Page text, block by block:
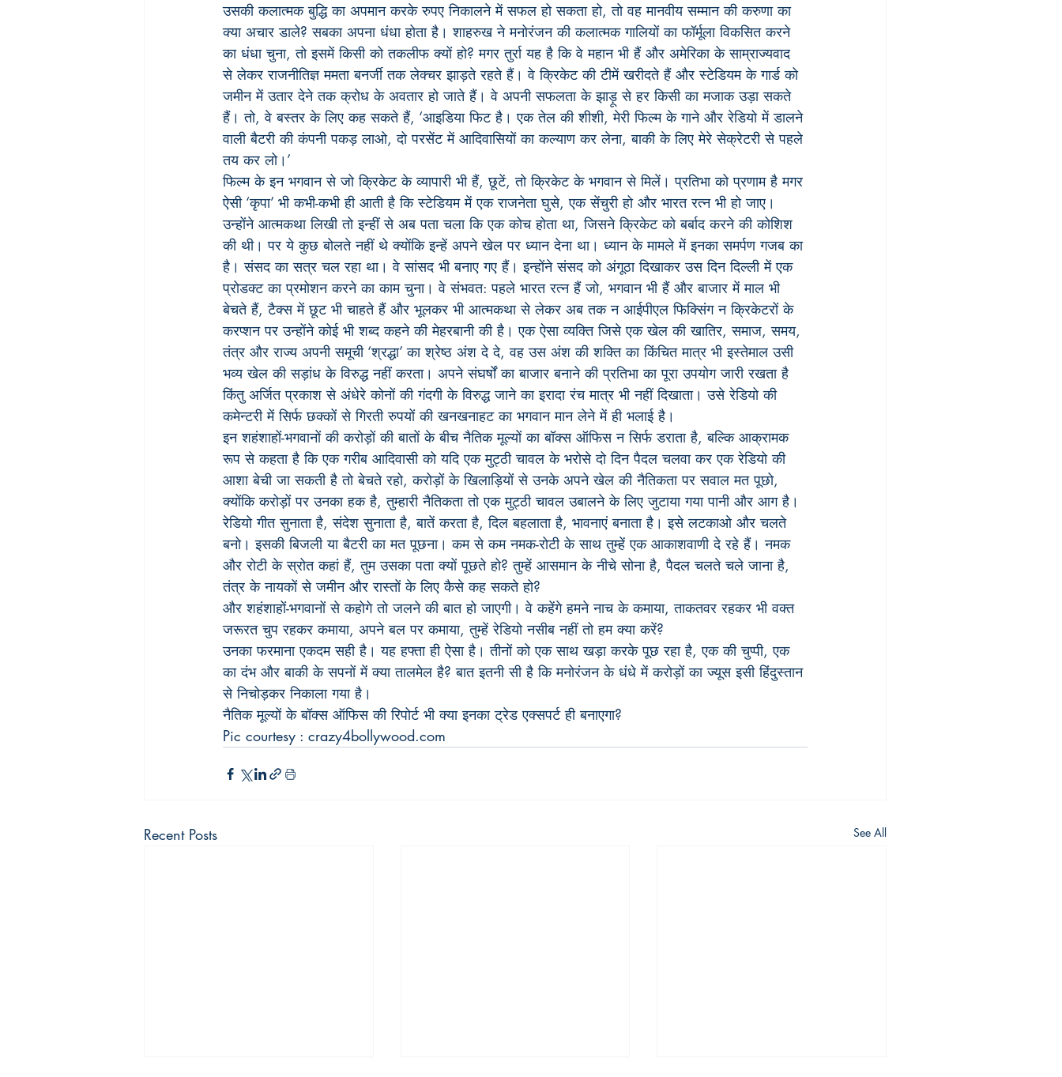
उसकी कलात्मक बुद्धि का अपमान करके रुपए निकालने में सफल हो सकता हो, तो वह मानवीय सम्मान की करुणा का
क्या अचार डाले? सबका अपना धंधा होता है। शाहरुख ने मनोरंजन की कलात्मक गालियों का फॉर्मूला विकसित करने
का धंधा चुना, तो इसमें किसी को तकलीफ क्यों हो? मगर तुर्रा यह है कि वे महान भी हैं और अमेरिका के साम्राज्यवाद
से लेकर राजनीतिज्ञ ममता बनर्जी तक लेक्चर झाड़ते रहते हैं। वे क्रिकेट की टीमें खरीदते हैं और स्टेडियम के गार्ड को
जमीन में उतार देने तक क्रोध के अवतार हो जाते हैं। वे अपनी सफलता के झाड़ू से हर किसी का मजाक उड़ा सकते
हैं। तो, वे बस्तर के लिए कह सकते हैं, ‘आइडिया फिट है। एक तेल की शीशी, मेरी फिल्म के गाने और रेडियो में डालने
वाली बैटरी की कंपनी पकड़ लाओ, दो परसेंट में आदिवासियों का कल्याण कर लेना, बाकी के लिए मेरे सेक्रेटरी से पहले
तय कर लो।’
फिल्म के इन भगवान से जो क्रिकेट के व्यापारी भी हैं, छूटें, तो क्रिकेट के भगवान से मिलें। प्रतिभा को प्रणाम है मगर
ऐसी ‘कृपा’ भी कभी-कभी ही आती है कि स्टेडियम में एक राजनेता घुसे, एक सेंचुरी हो और भारत रत्न भी हो जाए।
उन्होंने आत्मकथा लिखी तो इन्हीं से अब पता चला कि एक कोच होता था, जिसने क्रिकेट को बर्बाद करने की कोशिश
की थी। पर ये कुछ बोलते नहीं थे क्योंकि इन्हें अपने खेल पर ध्यान देना था। ध्यान के मामले में इनका समर्पण गजब का
है। संसद का सत्र चल रहा था। वे सांसद भी बनाए गए हैं। इन्होंने संसद को अंगूठा दिखाकर उस दिन दिल्ली में एक
प्रोडक्ट का प्रमोशन करने का काम चुना। वे संभवत: पहले भारत रत्न हैं जो, भगवान भी हैं और बाजार में माल भी
बेचते हैं, टैक्स में छूट भी चाहते हैं और भूलकर भी आत्मकथा से लेकर अब तक न आईपीएल फिक्सिंग न क्रिकेटरों के
करप्शन पर उन्होंने कोई भी शब्द कहने की मेहरबानी की है। एक ऐसा व्यक्ति जिसे एक खेल की खातिर, समाज, समय,
तंत्र और राज्य अपनी समूची ‘श्रद्धा’ का श्रेष्ठ अंश दे दे, वह उस अंश की शक्ति का किंचित मात्र भी इस्तेमाल उसी
भव्य खेल की सड़ांध के विरुद्ध नहीं करता। अपने संघर्षों का बाजार बनाने की प्रतिभा का पूरा उपयोग जारी रखता है
किंतु अर्जित प्रकाश से अंधेरे कोनों की गंदगी के विरुद्ध जाने का इरादा रंच मात्र भी नहीं दिखाता। उसे रेडियो की
कमेन्टरी में सिर्फ छक्कों से गिरती रुपयों की खनखनाहट का भगवान मान लेने में ही भलाई है।
इन शहंशाहों-भगवानों की करोड़ों की बातों के बीच नैतिक मूल्यों का बॉक्स ऑफिस न सिर्फ डराता है, बल्कि आक्रामक
रूप से कहता है कि एक गरीब आदिवासी को यदि एक मुट्ठी चावल के भरोसे दो दिन पैदल चलवा कर एक रेडियो की
आशा बेची जा सकती है तो बेचते रहो, करोड़ों के खिलाड़ियों से उनके अपने खेल की नैतिकता पर सवाल मत पूछो,
क्योंकि करोड़ों पर उनका हक है, तुम्हारी नैतिकता तो एक मुट्ठी चावल उबालने के लिए जुटाया गया पानी और आग है।
रेडियो गीत सुनाता है, संदेश सुनाता है, बातें करता है, दिल बहलाता है, भावनाएं बनाता है। इसे लटकाओ और चलते
बनो। इसकी बिजली या बैटरी का मत पूछना। कम से कम नमक-रोटी के साथ तुम्हें एक आकाशवाणी दे रहे हैं। नमक
और रोटी के स्रोत कहां हैं, तुम उसका पता क्यों पूछते हो? तुम्हें आसमान के नीचे सोना है, पैदल चलते चले जाना है,
तंत्र के नायकों से जमीन और रास्तों के लिए कैसे कह सकते हो?
और शहंशाहों-भगवानों से कहोगे तो जलने की बात हो जाएगी। वे कहेंगे हमने नाच के कमाया, ताकतवर रहकर भी वक्त
जरूरत चुप रहकर कमाया, अपने बल पर कमाया, तुम्हें रेडियो नसीब नहीं तो हम क्या करें?
उनका फरमाना एकदम सही है। यह हफ्ता ही ऐसा है। तीनों को एक साथ खड़ा करके पूछ रहा है, एक की चुप्पी, एक
का दंभ और बाकी के सपनों में क्या तालमेल है? बात इतनी सी है कि मनोरंजन के धंधे में करोड़ों का ज्यूस इसी हिंदुस्तान
से निचोड़कर निकाला गया है।
नैतिक मूल्यों के बॉक्स ऑफिस की रिपोर्ट भी क्या इनका ट्रेड एक्सपर्ट ही बनाएगा?
Pic courtesy : crazy4bollywood.com
Recent Posts See All